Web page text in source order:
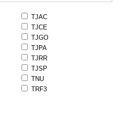
TJAC
TJCE
TJGO
TJPA
TJRR
TJSP
TNU
TRF3